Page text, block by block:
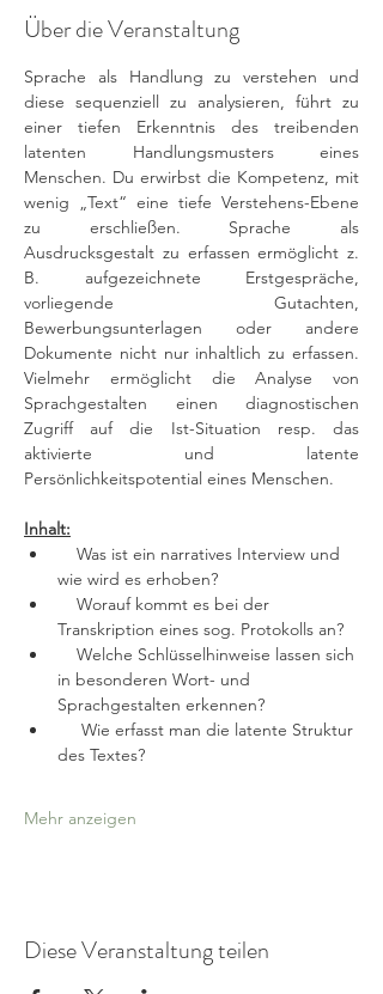
Über die Veranstaltung
Sprache als Handlung zu verstehen und
diese sequenziell zu analysieren, führt zu
einer tiefen Erkenntnis des treibenden
latenten Handlungsmusters eines
Menschen. Du erwirbst die Kompetenz, mit
wenig „Text“ eine tiefe Verstehens-Ebene
zu erschließen. Sprache als
Ausdrucksgestalt zu erfassen ermöglicht z.
B. aufgezeichnete Erstgespräche,
vorliegende Gutachten,
Bewerbungsunterlagen oder andere
Dokumente nicht nur inhaltlich zu erfassen.
Vielmehr ermöglicht die Analyse von
Sprachgestalten einen diagnostischen
Zugriff auf die Ist-Situation resp. das
aktivierte und latente
Persönlichkeitspotential eines Menschen.
Inhalt:
Was ist ein narratives Interview und
wie wird es erhoben?
Worauf kommt es bei der
Transkription eines sog. Protokolls an?
in besonderen Wort- und
Sprachgestalten erkennen?
Wie erfasst man die latente Struktur
des Textes?
Mehr anzeigen
Diese Veranstaltung teilen